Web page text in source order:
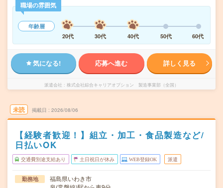
職場の雰囲気
年齢層
20代
30代 40代 50代 60代
気になる! 応募へ進む 詳しく見る
派遣会社 株式会社綜合キャリアオプション 製造事業部（全国）
未読 掲載日 2026/08/06
【経験者歓迎！】組立・加工・食品製造など/
日払いOK
交通費別途支給あり 土日祝日が休み WEB登録OK 派遣
勤務地
福島県いわき市